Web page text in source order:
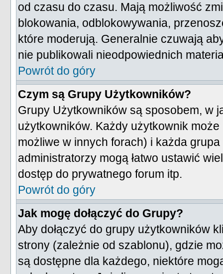
od czasu do czasu. Mają możliwość
blokowania, odblokowywania,
które moderują. Generalnie czuwają
nie publikowali nieodpowiednich
Powrót do góry
Czym są Grupy Użytkowników?
Grupy Użytkowników są sposobem, w
użytkowników. Każdy użytkownik
możliwe w innych forach) i każda
administratorzy mogą łatwo ustawić
dostęp do prywatnego forum itp.
Powrót do góry
Jak mogę dołączyć do Grupy?
Aby dołączyć do grupy użytkowników
strony (zależnie od szablonu), gdzie
są dostępne dla każdego, niektóre